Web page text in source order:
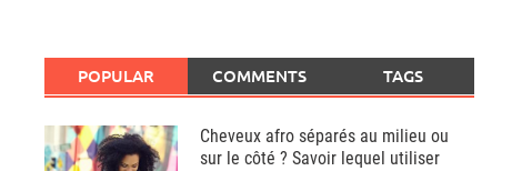
POPULAR COMMENTS TAGS
Cheveux afro séparés au milieu ou
sur le côté ? Savoir lequel utiliser